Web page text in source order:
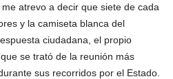
atrevo a decir que siete de cada
y la camiseta blanca del
ciudadana, el propio
se trató de la reunión más
sus recorridos por el Estado.